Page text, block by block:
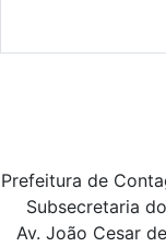
Prefeitura de
Subsecretaria
Av. João Cesar